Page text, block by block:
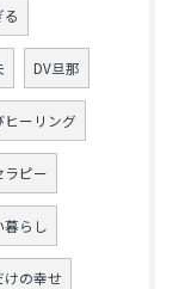
る
DV旦那
ヒーリング
ラピー
暮らし
けの幸せ